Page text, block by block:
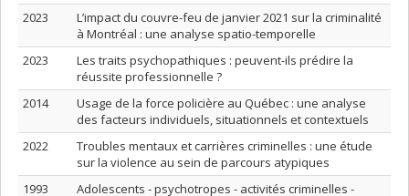
2023
L’impact du couvre-feu de janvier 2021 sur la criminalité
à Montréal : une analyse spatio-temporelle
2023
Les traits psychopathiques : peuvent-ils prédire la
réussite professionnelle ?
2014
Usage de la force policière au Québec : une analyse
des facteurs individuels, situationnels et contextuels
2022
Troubles mentaux et carrières criminelles : une étude
sur la violence au sein de parcours atypiques
1993
Adolescents - psychotropes - activités criminelles -